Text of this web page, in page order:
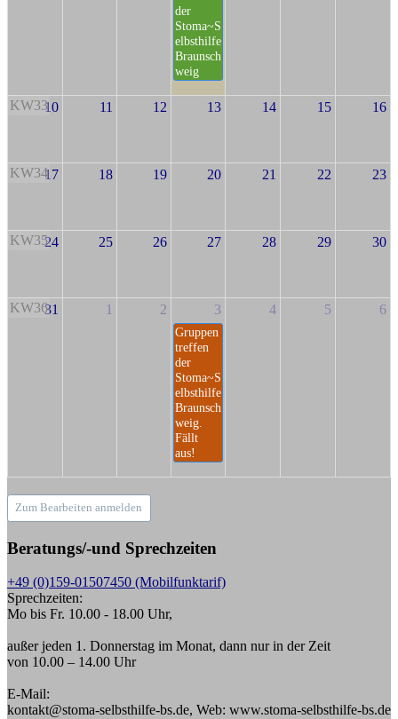
der
Stoma~S
elbsthilfe
Braunsch
weig
KW3310 11 12 13 14 15 16
KW3417 18 19 20 21 22 23
KW3524 25 26 27 28 29 30
KW3631 1 2 3
Gruppen
treffen
der
Stoma~S
elbsthilfe
Braunsch
weig.
Fällt
aus!
4 5 6
Zum Bearbeiten anmelden
Beratungs/-und Sprechzeiten
+49 (0)159-01507450 (Mobilfunktarif)
Sprechzeiten:
Mo bis Fr. 10.00 - 18.00 Uhr,
außer jeden 1. Donnerstag im Monat, dann nur in der Zeit
von 10.00 – 14.00 Uhr
E-Mail:
kontakt@stoma-selbsthilfe-bs.de, Web: www.stoma-selbsthilfe-bs.de